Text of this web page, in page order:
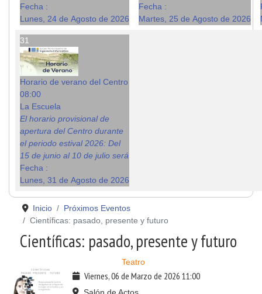
Fecha :
Lunes, 24 de Agosto de 2026
Fecha :
Martes, 25 de Agosto de 2026
31
Horario de verano del Centro
08:00
La Escuela
El horario provisional de
apertura del Centro durante
el periodo estival 2026: Del
15 de junio al 10 de julio será
Fecha :
Lunes, 31 de Agosto de 2026
Inicio
Próximos Eventos
Científicas: pasado, presente y futuro
Científicas: pasado, presente y futuro
Teatro
Viernes, 06 de Marzo de 2026 11:00